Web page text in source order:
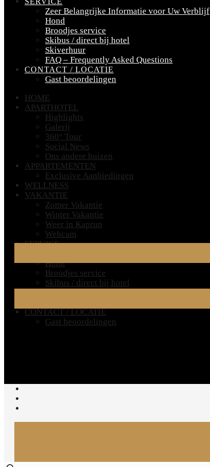
Zeer Belangrijke Informatie voor Uw Verblijf
Hond
Broodjes service
Skibus / direct bij hotel
Skiverhuur
FAQ – Frequently Asked Questions
CONTACT / LOCATIE
Gast beoordelingen
HOME
APARTHOTEL
Highlights
Galerij
360° Tour
Social News
Ons andere huizen
APPARTEMENTEN
Exclusive Aanbiedingen
WELLNESS
VAKANTIE
Zomer Vakantie
Winter Vakantie
Weer in Kaprun
Webcam
SERVICE
Hond
Broodjes service
Skibus / direct bij hotel
CONTACT / LOCATIE
Gast beoordelingen